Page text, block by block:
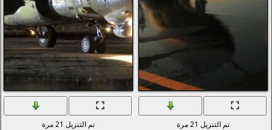
انمي
الطيور
دراجات نارية
سكان المحيطات والأنهار
الرياضة
الحشرات
الموسيقى
تم التنزيل 21 مرة